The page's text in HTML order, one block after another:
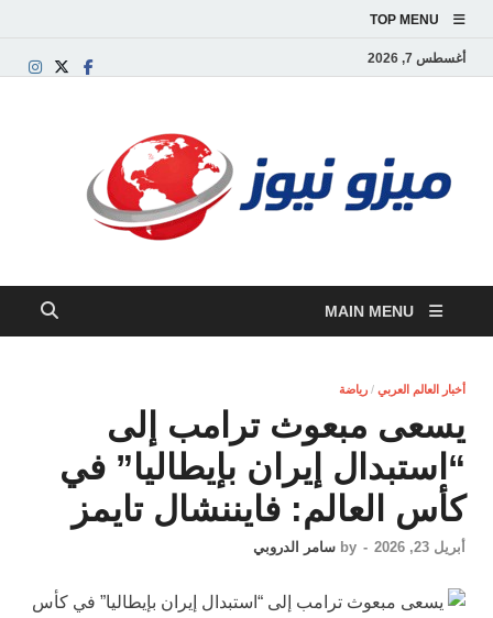
TOP MENU
أغسطس 7, 2026
MAIN MENU
أخبار العالم العربي / رياضة
يسعى مبعوث ترامب إلى
“استبدال إيران بإيطاليا” في
كأس العالم: فايننشال تايمز
أبريل 23, 2026 -
by سامر الدروبي